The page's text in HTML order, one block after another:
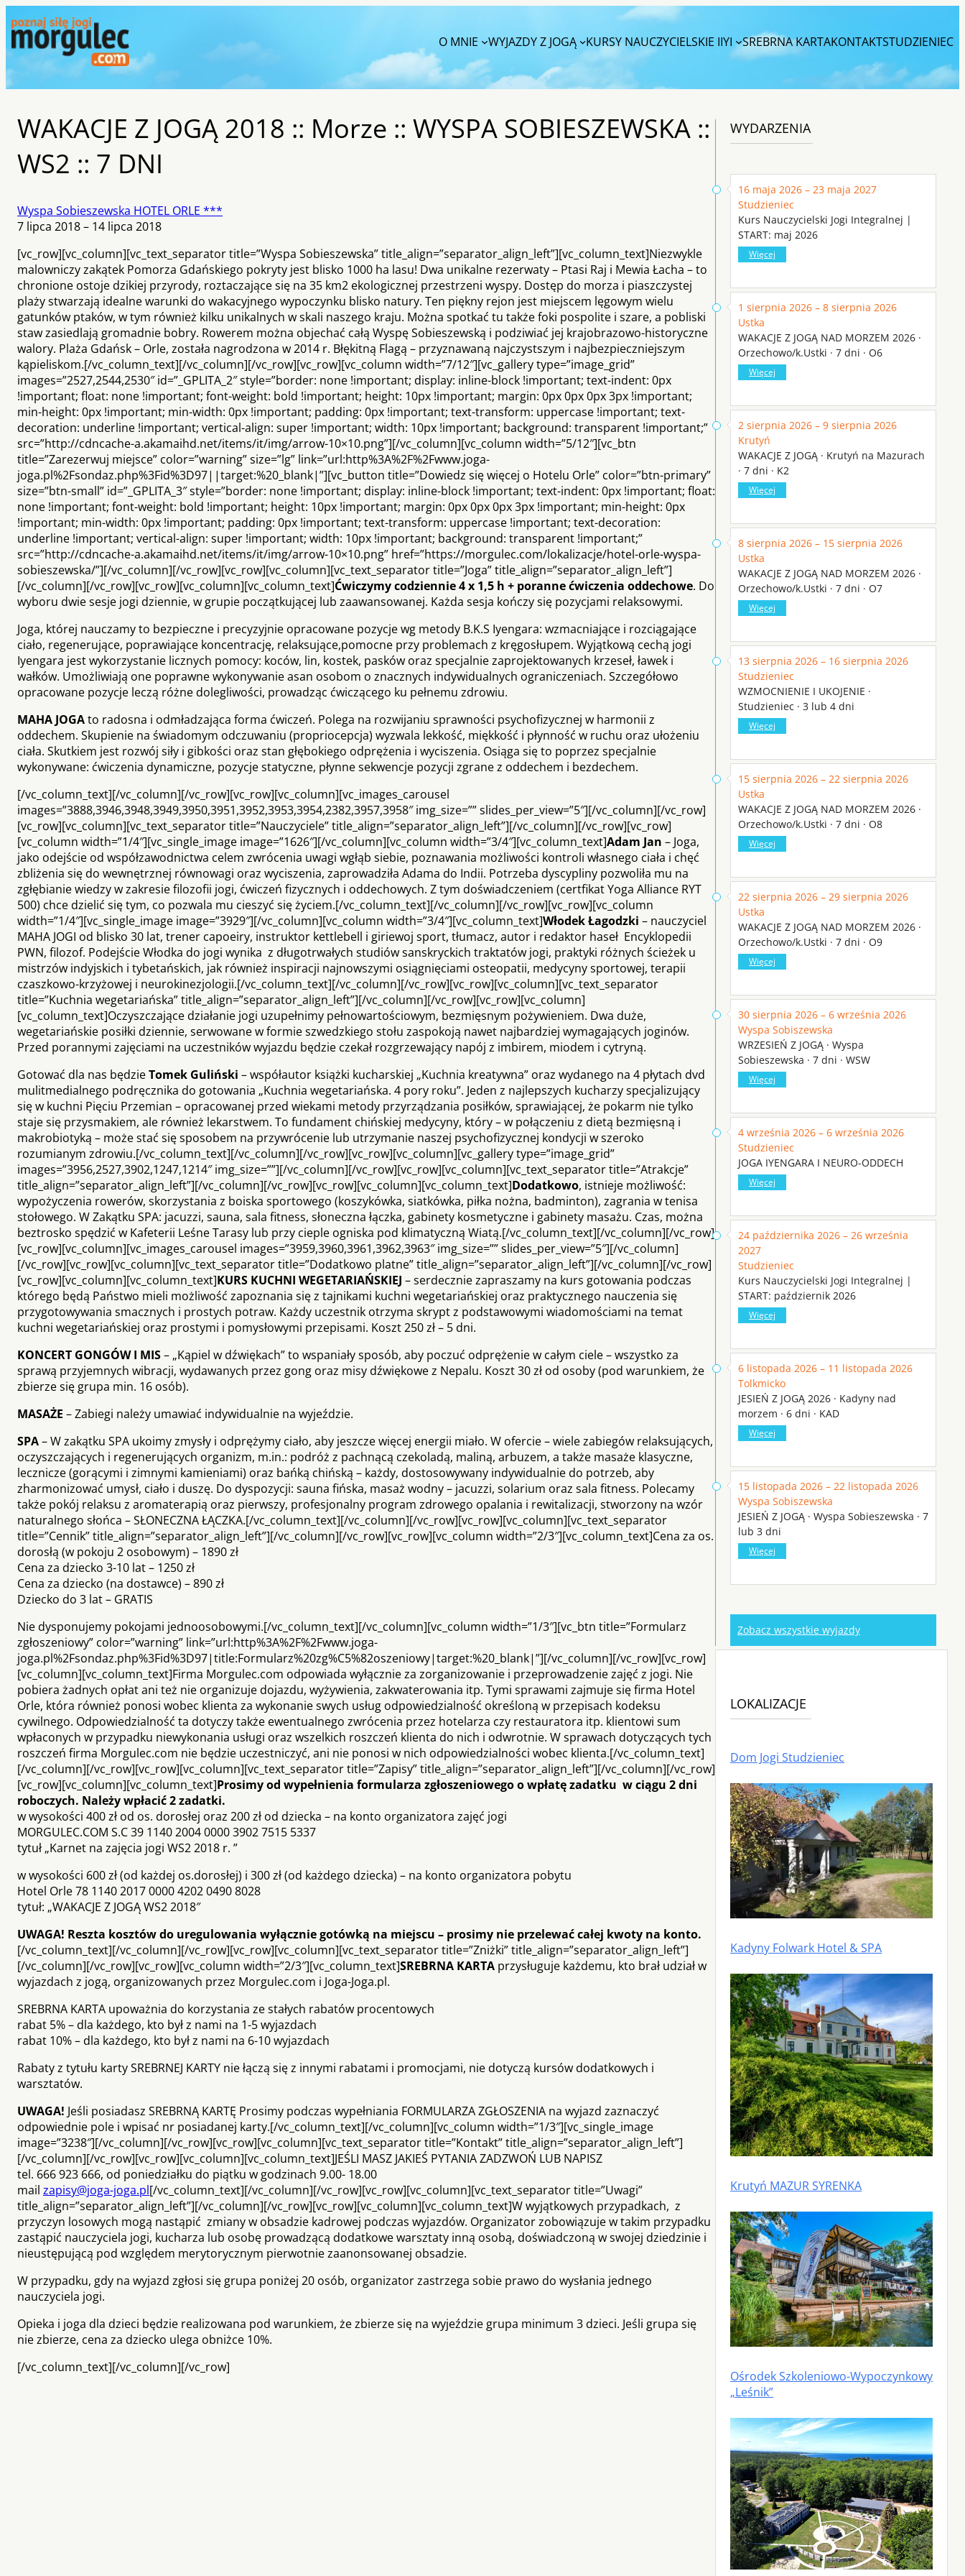
O MNIE WYJAZDY Z JOGĄ KURSY NAUCZYCIELSKIE IIYI SREBRNA KARTAKONTAKTSTUDZIENIEC
WAKACJE Z JOGĄ 2018 :: Morze :: WYSPA SOBIESZEWSKA ::
WS2 :: 7 DNI
Wyspa Sobieszewska HOTEL ORLE ***
7 lipca 2018 – 14 lipca 2018
[vc_row][vc_column][vc_text_separator title=”Wyspa Sobieszewska” title_align=”separator_align_left”][vc_column_text]Niezwykle
malowniczy zakątek Pomorza Gdańskiego pokryty jest blisko 1000 ha lasu! Dwa unikalne rezerwaty – Ptasi Raj i Mewia Łacha – to
chronione ostoje dzikiej przyrody, roztaczające się na 35 km2 ekologicznej przestrzeni wyspy. Dostęp do morza i piaszczystej
plaży stwarzają idealne warunki do wakacyjnego wypoczynku blisko natury. Ten piękny rejon jest miejscem lęgowym wielu
gatunków ptaków, w tym również kilku unikalnych w skali naszego kraju. Można spotkać tu także foki pospolite i szare, a pobliski
staw zasiedlają gromadnie bobry. Rowerem można objechać całą Wyspę Sobieszewską i podziwiać jej krajobrazowo-historyczne
walory. Plaża Gdańsk – Orle, została nagrodzona w 2014 r. Błękitną Flagą – przyznawaną najczystszym i najbezpieczniejszym
kąpieliskom.[/vc_column_text][/vc_column][/vc_row][vc_row][vc_column width=”7/12″][vc_gallery type=”image_grid”
images=”2527,2544,2530″ id=”_GPLITA_2″ style=”border: none !important; display: inline-block !important; text-indent: 0px
!important; float: none !important; font-weight: bold !important; height: 10px !important; margin: 0px 0px 0px 3px !important;
min-height: 0px !important; min-width: 0px !important; padding: 0px !important; text-transform: uppercase !important; text-
decoration: underline !important; vertical-align: super !important; width: 10px !important; background: transparent !important;”
src=”http://cdncache-a.akamaihd.net/items/it/img/arrow-10×10.png”][/vc_column][vc_column width=”5/12″][vc_btn
title=”Zarezerwuj miejsce” color=”warning” size=”lg” link=”url:http%3A%2F%2Fwww.joga-
joga.pl%2Fsondaz.php%3Fid%3D97||target:%20_blank|”][vc_button title=”Dowiedz się więcej o Hotelu Orle” color=”btn-primary”
size=”btn-small” id=”_GPLITA_3″ style=”border: none !important; display: inline-block !important; text-indent: 0px !important; float:
none !important; font-weight: bold !important; height: 10px !important; margin: 0px 0px 0px 3px !important; min-height: 0px
!important; min-width: 0px !important; padding: 0px !important; text-transform: uppercase !important; text-decoration:
underline !important; vertical-align: super !important; width: 10px !important; background: transparent !important;”
src=”http://cdncache-a.akamaihd.net/items/it/img/arrow-10×10.png” href=”https://morgulec.com/lokalizacje/hotel-orle-wyspa-
sobieszewska/”][/vc_column][/vc_row][vc_row][vc_column][vc_text_separator title=”Joga” title_align=”separator_align_left”]
[/vc_column][/vc_row][vc_row][vc_column][vc_column_text]Ćwiczymy codziennie 4 x 1,5 h + poranne ćwiczenia oddechowe. Do
wyboru dwie sesje jogi dziennie, w grupie początkującej lub zaawansowanej. Każda sesja kończy się pozycjami relaksowymi.
Joga, której nauczamy to bezpieczne i precyzyjnie opracowane pozycje wg metody B.K.S Iyengara: wzmacniające i rozciągające
ciało, regenerujące, poprawiające koncentrację, relaksujące,pomocne przy problemach z kręgosłupem. Wyjątkową cechą jogi
Iyengara jest wykorzystanie licznych pomocy: koców, lin, kostek, pasków oraz specjalnie zaprojektowanych krzeseł, ławek i
wałków. Umożliwiają one poprawne wykonywanie asan osobom o znacznych indywidualnych ograniczeniach. Szczegółowo
opracowane pozycje leczą różne dolegliwości, prowadząc ćwiczącego ku pełnemu zdrowiu.
MAHA JOGAto radosna i odmładzająca forma ćwiczeń. Polega na rozwijaniu sprawności psychofizycznej w harmonii z
oddechem. Skupienie na świadomym odczuwaniu (propriocepcja) wyzwala lekkość, miękkość i płynność w ruchu oraz ułożeniu
ciała. Skutkiem jest rozwój siły i gibkości oraz stan głębokiego odprężenia i wyciszenia. Osiąga się to poprzez specjalnie
wykonywane: ćwiczenia dynamiczne, pozycje statyczne, płynne sekwencje pozycji zgrane z oddechem i bezdechem.
[/vc_column_text][/vc_column][/vc_row][vc_row][vc_column][vc_images_carousel
images=”3888,3946,3948,3949,3950,3951,3952,3953,3954,2382,3957,3958″ img_size=”” slides_per_view=”5″][/vc_column][/vc_row]
[vc_row][vc_column][vc_text_separator title=”Nauczyciele” title_align=”separator_align_left”][/vc_column][/vc_row][vc_row]
[vc_column width=”1/4″][vc_single_image image=”1626″][/vc_column][vc_column width=”3/4″][vc_column_text]Adam Jan – Joga,
jako odejście od współzawodnictwa celem zwrócenia uwagi wgłąb siebie, poznawania możliwości kontroli własnego ciała i chęć
zbliżenia się do wewnętrznej równowagi oraz wyciszenia, zaprowadziła Adama do Indii. Potrzeba dyscypliny pozwoliła mu na
zgłębianie wiedzy w zakresie filozofii jogi, ćwiczeń fizycznych i oddechowych. Z tym doświadczeniem (certfikat Yoga Alliance RYT
500) chce dzielić się tym, co pozwala mu cieszyć się życiem.[/vc_column_text][/vc_column][/vc_row][vc_row][vc_column
width=”1/4″][vc_single_image image=”3929″][/vc_column][vc_column width=”3/4″][vc_column_text]Włodek Łagodzki – nauczyciel
MAHA JOGI od blisko 30 lat, trener capoeiry, instruktor kettlebell i giriewoj sport, tłumacz, autor i redaktor haseł Encyklopedii
PWN, filozof. Podejście Włodka do jogi wynika z długotrwałych studiów sanskryckich traktatów jogi, praktyki różnych ścieżek u
mistrzów indyjskich i tybetańskich, jak również inspiracji najnowszymi osiągnięciami osteopatii, medycyny sportowej, terapii
czaszkowo-krzyżowej i neurokinezjologii.[/vc_column_text][/vc_column][/vc_row][vc_row][vc_column][vc_text_separator
title=”Kuchnia wegetariańska” title_align=”separator_align_left”][/vc_column][/vc_row][vc_row][vc_column]
[vc_column_text]Oczyszczające działanie jogi uzupełnimy pełnowartościowym, bezmięsnym pożywieniem. Dwa duże,
wegetariańskie posiłki dziennie, serwowane w formie szwedzkiego stołu zaspokoją nawet najbardziej wymagających joginów.
Przed porannymi zajęciami na uczestników wyjazdu będzie czekał rozgrzewający napój z imbirem, miodem i cytryną.
Gotować dla nas będzieTomek Guliński – współautor książki kucharskiej „Kuchnia kreatywna” oraz wydanego na 4 płytach dvd
mulitmedialnego podręcznika do gotowania „Kuchnia wegetariańska. 4 pory roku”. Jeden z najlepszych kucharzy specjalizujący
się w kuchni Pięciu Przemian – opracowanej przed wiekami metody przyrządzania posiłków, sprawiającej, że pokarm nie tylko
staje się przysmakiem, ale również lekarstwem. To fundament chińskiej medycyny, który – w połączeniu z dietą bezmięsną i
makrobiotyką – może stać się sposobem na przywrócenie lub utrzymanie naszej psychofizycznej kondycji w szeroko
rozumianym zdrowiu.[/vc_column_text][/vc_column][/vc_row][vc_row][vc_column][vc_gallery type=”image_grid”
images=”3956,2527,3902,1247,1214″ img_size=””][/vc_column][/vc_row][vc_row][vc_column][vc_text_separator title=”Atrakcje”
title_align=”separator_align_left”][/vc_column][/vc_row][vc_row][vc_column][vc_column_text]Dodatkowo, istnieje możliwość:
wypożyczenia rowerów, skorzystania z boiska sportowego (koszykówka, siatkówka, piłka nożna, badminton), zagrania w tenisa
stołowego. W Zakątku SPA: jacuzzi, sauna, sala fitness, słoneczna łączka, gabinety kosmetyczne i gabinety masażu. Czas, można
beztrosko spędzić w Kafeterii Leśne Tarasy lub przy cieple ogniska pod klimatyczną Wiatą.[/vc_column_text][/vc_column][/vc_row]
[vc_row][vc_column][vc_images_carousel images=”3959,3960,3961,3962,3963″ img_size=”” slides_per_view=”5″][/vc_column]
[/vc_row][vc_row][vc_column][vc_text_separator title=”Dodatkowo platne” title_align=”separator_align_left”][/vc_column][/vc_row]
[vc_row][vc_column][vc_column_text]KURS KUCHNI WEGETARIAŃSKIEJ – serdecznie zapraszamy na kurs gotowania podczas
którego będą Państwo mieli możliwość zapoznania się z tajnikami kuchni wegetariańskiej oraz praktycznego nauczenia się
przygotowywania smacznych i prostych potraw. Każdy uczestnik otrzyma skrypt z podstawowymi wiadomościami na temat
kuchni wegetariańskiej oraz prostymi i pomysłowymi przepisami. Koszt 250 zł – 5 dni.
KONCERT GONGÓW I MIS– „Kąpiel w dźwiękach” to wspaniały sposób, aby poczuć odprężenie w całym ciele – wszystko za
sprawą przyjemnych wibracji, wydawanych przez gong oraz misy dźwiękowe z Nepalu. Koszt 30 zł od osoby (pod warunkiem, że
zbierze się grupa min. 16 osób).
MASAŻE – Zabiegi należy umawiać indywidualnie na wyjeździe.
SPA– W zakątku SPA ukoimy zmysły i odprężymy ciało, aby jeszcze więcej energii miało. W ofercie – wiele zabiegów relaksujących,
oczyszczających i regenerujących organizm, m.in.: podróż z pachnącą czekoladą, maliną, arbuzem, a także masaże klasyczne,
lecznicze (gorącymi i zimnymi kamieniami) oraz bańką chińską – każdy, dostosowywany indywidualnie do potrzeb, aby
zharmonizować umysł, ciało i duszę. Do dyspozycji: sauna fińska, masaż wodny – jacuzzi, solarium oraz sala fitness. Polecamy
także pokój relaksu z aromaterapią oraz pierwszy, profesjonalny program zdrowego opalania i rewitalizacji, stworzony na wzór
naturalnego słońca – SŁONECZNA ŁĄCZKA.[/vc_column_text][/vc_column][/vc_row][vc_row][vc_column][vc_text_separator
title=”Cennik” title_align=”separator_align_left”][/vc_column][/vc_row][vc_row][vc_column width=”2/3″][vc_column_text]Cena za os.
dorosłą (w pokoju 2 osobowym) – 1890 zł
Cena za dziecko 3-10 lat – 1250 zł
Cena za dziecko (na dostawce) – 890 zł
Dziecko do 3 lat – GRATIS
Nie dysponujemy pokojami jednoosobowymi.[/vc_column_text][/vc_column][vc_column width=”1/3″][vc_btn title=”Formularz
zgłoszeniowy” color=”warning” link=”url:http%3A%2F%2Fwww.joga-
joga.pl%2Fsondaz.php%3Fid%3D97|title:Formularz%20zg%C5%82oszeniowy|target:%20_blank|”][/vc_column][/vc_row][vc_row]
[vc_column][vc_column_text]Firma Morgulec.com odpowiada wyłącznie za zorganizowanie i przeprowadzenie zajęć z jogi. Nie
pobiera żadnych opłat ani też nie organizuje dojazdu, wyżywienia, zakwaterowania itp. Tymi sprawami zajmuje się firma Hotel
Orle, która również ponosi wobec klienta za wykonanie swych usług odpowiedzialność określoną w przepisach kodeksu
cywilnego. Odpowiedzialność ta dotyczy także ewentualnego zwrócenia przez hotelarza czy restauratora itp. klientowi sum
wpłaconych w przypadku niewykonania usługi oraz wszelkich roszczeń klienta do nich i odwrotnie. W sprawach dotyczących tych
roszczeń firma Morgulec.com nie będzie uczestniczyć, ani nie ponosi w nich odpowiedzialności wobec klienta.[/vc_column_text]
[/vc_column][/vc_row][vc_row][vc_column][vc_text_separator title=”Zapisy” title_align=”separator_align_left”][/vc_column][/vc_row]
[vc_row][vc_column][vc_column_text]Prosimy od wypełnienia formularza zgłoszeniowego o wpłatę zadatku w ciągu 2 dni
roboczych. Należy wpłacić 2 zadatki.
w wysokości 400 zł od os. dorosłej oraz 200 zł od dziecka – na konto organizatora zajęć jogi
MORGULEC.COM S.C 39 1140 2004 0000 3902 7515 5337
tytuł „Karnet na zajęcia jogi WS2 2018 r. ”
w wysokości 600 zł (od każdej os.dorosłej) i 300 zł (od każdego dziecka) – na konto organizatora pobytu
Hotel Orle 78 1140 2017 0000 4202 0490 8028
tytuł: „WAKACJE Z JOGĄ WS2 2018″
UWAGA! Reszta kosztów do uregulowania wyłącznie gotówką na miejscu – prosimy nie przelewać całej kwoty na konto.
[/vc_column_text][/vc_column][/vc_row][vc_row][vc_column][vc_text_separator title=”Zniżki” title_align=”separator_align_left”]
[/vc_column][/vc_row][vc_row][vc_column width=”2/3″][vc_column_text]SREBRNA KARTA przysługuje każdemu, kto brał udział w
wyjazdach z jogą, organizowanych przez Morgulec.com i Joga-Joga.pl.
SREBRNA KARTA upoważnia do korzystania ze stałych rabatów procentowych
rabat 5% – dla każdego, kto był z nami na 1-5 wyjazdach
rabat 10% – dla każdego, kto był z nami na 6-10 wyjazdach
Rabaty z tytułu karty SREBRNEJ KARTY nie łączą się z innymi rabatami i promocjami, nie dotyczą kursów dodatkowych i
warsztatów.
UWAGA! Jeśli posiadasz SREBRNĄ KARTĘ Prosimy podczas wypełniania FORMULARZA ZGŁOSZENIA na wyjazd zaznaczyć
odpowiednie pole i wpisać nr posiadanej karty.[/vc_column_text][/vc_column][vc_column width=”1/3″][vc_single_image
image=”3238″][/vc_column][/vc_row][vc_row][vc_column][vc_text_separator title=”Kontakt” title_align=”separator_align_left”]
[/vc_column][/vc_row][vc_row][vc_column][vc_column_text]JEŚLI MASZ JAKIEŚ PYTANIA ZADZWOŃ LUB NAPISZ
tel. 666 923 666, od poniedziałku do piątku w godzinach 9.00- 18.00
mail zapisy@joga-joga.pl[/vc_column_text][/vc_column][/vc_row][vc_row][vc_column][vc_text_separator title=”Uwagi”
title_align=”separator_align_left”][/vc_column][/vc_row][vc_row][vc_column][vc_column_text]W wyjątkowych przypadkach, z
przyczyn losowych mogą nastąpić zmiany w obsadzie kadrowej podczas wyjazdów. Organizator zobowiązuje w takim przypadku
zastąpić nauczyciela jogi, kucharza lub osobę prowadzącą dodatkowe warsztaty inną osobą, doświadczoną w swojej dziedzinie i
nieustępującą pod względem merytorycznym pierwotnie zaanonsowanej obsadzie.
W przypadku, gdy na wyjazd zgłosi się grupa poniżej 20 osób, organizator zastrzega sobie prawo do wysłania jednego
nauczyciela jogi.
Opieka i joga dla dzieci będzie realizowana pod warunkiem, że zbierze się na wyjeździe grupa minimum 3 dzieci. Jeśli grupa się
nie zbierze, cena za dziecko ulega obniżce 10%.
[/vc_column_text][/vc_column][/vc_row]
WYDARZENIA
16 maja 2026 – 23 maja 2027
Studzieniec
Kurs Nauczycielski Jogi Integralnej |
START: maj 2026
Więcej
1 sierpnia 2026 – 8 sierpnia 2026
Ustka
WAKACJE Z JOGĄ NAD MORZEM 2026 ·
Orzechowo/k.Ustki · 7 dni · O6
Więcej
2 sierpnia 2026 – 9 sierpnia 2026
Krutyń
WAKACJE Z JOGĄ · Krutyń na Mazurach
· 7 dni · K2
Więcej
8 sierpnia 2026 – 15 sierpnia 2026
Ustka
WAKACJE Z JOGĄ NAD MORZEM 2026 ·
Orzechowo/k.Ustki · 7 dni · O7
Więcej
13 sierpnia 2026 – 16 sierpnia 2026
Studzieniec
WZMOCNIENIE I UKOJENIE ·
Studzieniec · 3 lub 4 dni
Więcej
15 sierpnia 2026 – 22 sierpnia 2026
Ustka
WAKACJE Z JOGĄ NAD MORZEM 2026 ·
Orzechowo/k.Ustki · 7 dni · O8
Więcej
22 sierpnia 2026 – 29 sierpnia 2026
Ustka
WAKACJE Z JOGĄ NAD MORZEM 2026 ·
Orzechowo/k.Ustki · 7 dni · O9
Więcej
30 sierpnia 2026 – 6 września 2026
Wyspa Sobiszewska
WRZESIEŃ Z JOGĄ · Wyspa
Sobieszewska · 7 dni · WSW
Więcej
4 września 2026 – 6 września 2026
Studzieniec
JOGA IYENGARA I NEURO-ODDECH
Więcej
24 października 2026 – 26 września
2027
Studzieniec
Kurs Nauczycielski Jogi Integralnej |
START: październik 2026
Więcej
6 listopada 2026 – 11 listopada 2026
Tolkmicko
JESIEŃ Z JOGĄ 2026 · Kadyny nad
morzem · 6 dni · KAD
Więcej
15 listopada 2026 – 22 listopada 2026
Wyspa Sobiszewska
JESIEŃ Z JOGĄ · Wyspa Sobieszewska · 7
lub 3 dni
Więcej
Zobacz wszystkie wyjazdy
LOKALIZACJE
Dom Jogi Studzieniec
Kadyny Folwark Hotel & SPA
Krutyń MAZUR SYRENKA
Ośrodek Szkoleniowo-Wypoczynkowy
„Leśnik”